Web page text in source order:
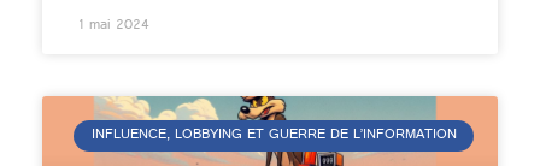
1 mai 2024
INFLUENCE, LOBBYING ET GUERRE DE L’INFORMATION